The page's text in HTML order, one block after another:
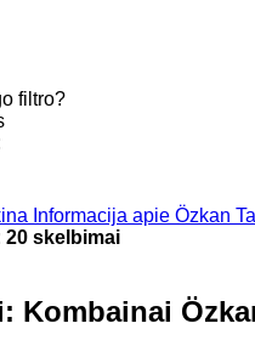
filtro?
Informacija apie Özkan
20 skelbimai
Kombainai